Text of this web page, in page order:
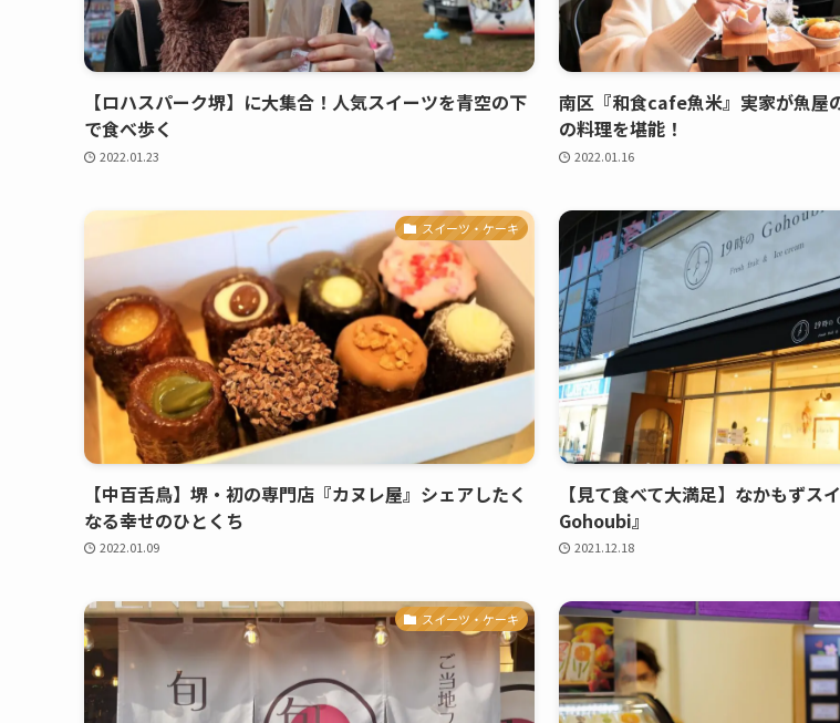
【ロハスパーク堺】に大集合！人気スイーツを青空の下
で食べ歩く
2022.01.23
南区『和食cafe魚米』実家が魚屋
の料理を堪能！
2022.01.16
スイーツ・ケーキ
【中百舌鳥】堺・初の専門店『カヌレ屋』シェアしたく
なる幸せのひとくち
2022.01.09
【見て食べて大満足】なかもずス
Gohoubi』
2021.12.18
スイーツ・ケーキ